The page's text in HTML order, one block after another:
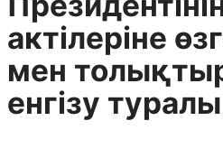
актілеріне
мен
енгізу туралы